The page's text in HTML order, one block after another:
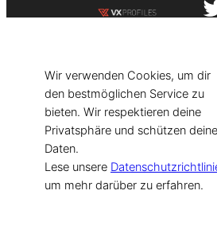
[current_year] VISIT-
for Models &
Wir verwenden Cookies, um dir
den bestmöglichen Service zu
bieten. Wir respektieren deine
Privatsphäre und schützen deine
Daten.
Lese unsere
um mehr darüber zu erfahren.